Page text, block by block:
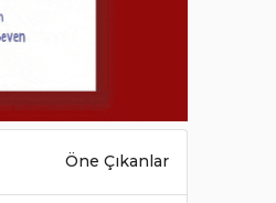
Öne Çıkanlar